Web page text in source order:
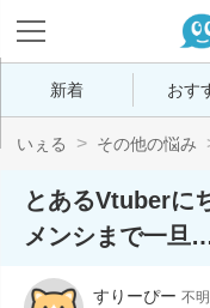
新着 おす
いぇる その他の悩み
とあるVtuberに
メンシまで一旦
すりーぴー 不明